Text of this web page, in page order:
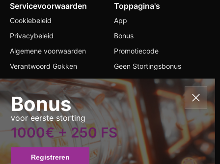
Bonus
voor eerste storting
1000€ + 250 FS
Registreren
Servicevoorwaarden
Cookiebeleid
Privacybeleid
Algemene voorwaarden
Verantwoord Gokken
Toppagina's
App
Bonus
Promotiecode
Geen Stortingsbonus
Contacten
+356 56 204332
info@elroyale-casino.com
Taal wisselen